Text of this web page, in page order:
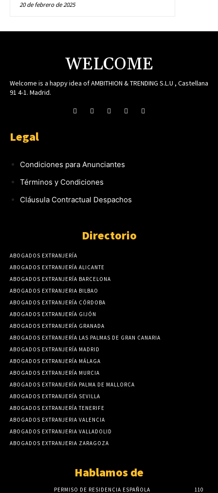
20 de febrero de 2025
WELCOME
Welcome is a happy idea of AMBITHION & TRENDING S.L.U , Castellana
91 4-1. Madrid.
Legal
Condiciones para Anunciantes
Términos y Condiciones
Cláusula Contractual Despachos
Directorio
ABOGADOS EXTRANJERÍA
ABOGADOS EXTRANJERÍA ALICANTE
ABOGADOS EXTRANJERÍA BARCELONA
ABOGADOS EXTRANJERIA BILBAO
ABOGADOS EXTRANJERÍA CÓRDOBA
ABOGADOS EXTRANJERÍA GIJÓN
ABOGADOS EXTRANJERÍA GRANADA
ABOGADOS EXTRANJERÍA LAS PALMAS DE GRAN CANARIA
ABOGADOS EXTRANJERÍA MADRID
ABOGADOS EXTRANJERÍA MÁLAGA
ABOGADOS EXTRANJERÍA MURCIA
ABOGADOS EXTRANJERÍA PALMA DE MALLORCA
ABOGADOS EXTRANJERÍA SEVILLA
ABOGADOS EXTRANJERÍA TENERIFE
ABOGADOS EXTRANJERIA VALENCIA
ABOGADOS EXTRANJERIA VALLADOLID
ABOGADOS EXTRANJERIA ZARAGOZA
Hablamos de
PERMISO DE RESIDENCIA ESPAÑOLA 110